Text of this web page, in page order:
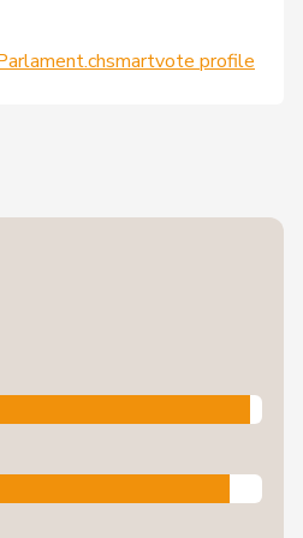
smartvote profile